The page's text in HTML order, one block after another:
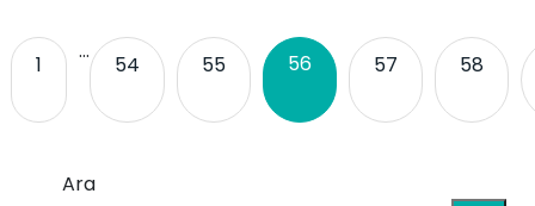
1
…
54 55 56 57 58
Ara